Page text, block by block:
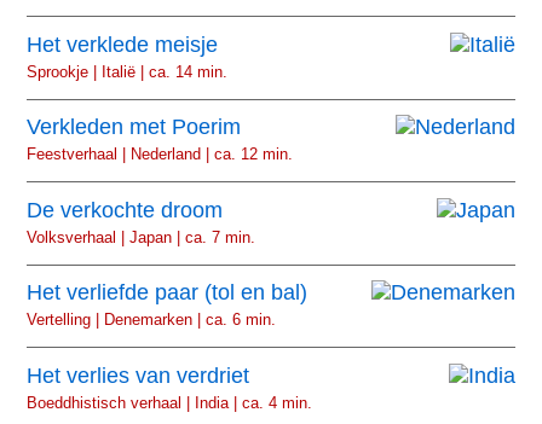
Het verklede meisje
Sprookje | Italië | ca. 14 min.
Verkleden met Poerim
Feestverhaal | Nederland | ca. 12 min.
De verkochte droom
Volksverhaal | Japan | ca. 7 min.
Het verliefde paar (tol en bal)
Vertelling | Denemarken | ca. 6 min.
Het verlies van verdriet
Boeddhistisch verhaal | India | ca. 4 min.